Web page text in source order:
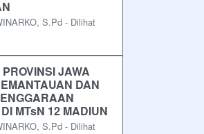
S.Pd - Dilihat
JAWA
DAN
MTsN 12 MADIUN
S.Pd - Dilihat